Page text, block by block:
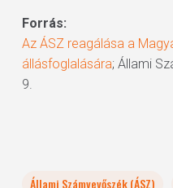
Forrás:
Az ÁSZ reagálása a
állásfoglalására; Állami
9.
Állami Számvevőszék (ÁSZ)